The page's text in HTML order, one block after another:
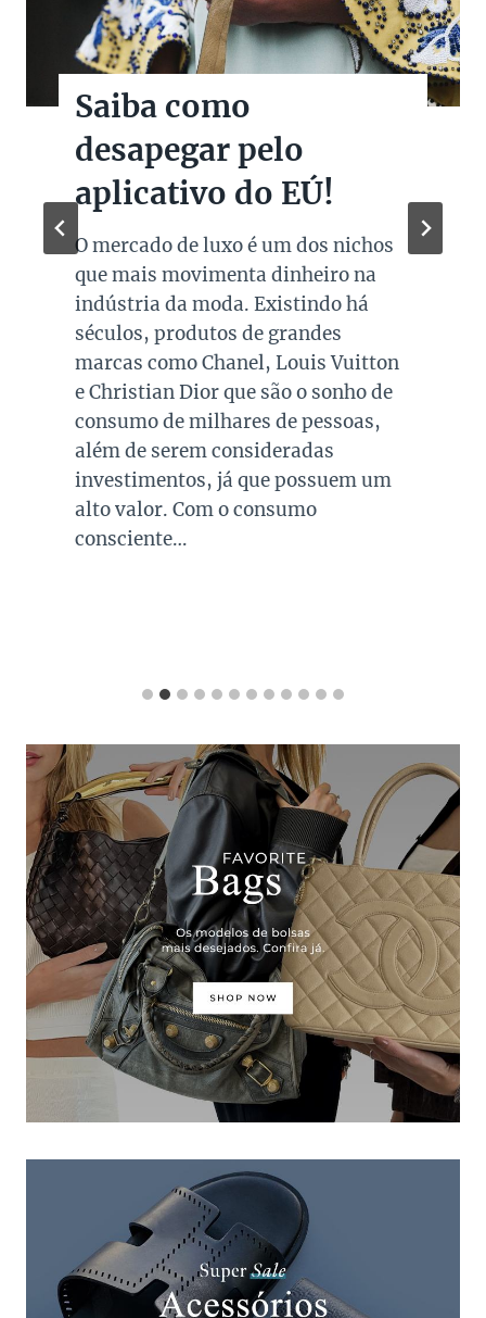
Saiba como
desapegar pelo
aplicativo do EÚ!
O mercado de luxo é um dos nichos
que mais movimenta dinheiro na
indústria da moda. Existindo há
séculos, produtos de grandes
marcas como Chanel, Louis Vuitton
e Christian Dior que são o sonho de
consumo de milhares de pessoas,
além de serem consideradas
investimentos, já que possuem um
alto valor. Com o consumo
consciente…